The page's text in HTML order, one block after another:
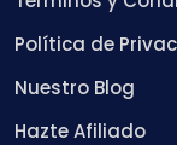
Política de
Nuestro Blog
Hazte Afiliado